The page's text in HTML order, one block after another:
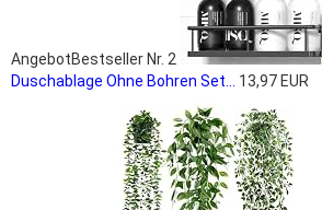
AngebotBestseller Nr. 2
Duschablage Ohne Bohren Set...
13,97 EUR